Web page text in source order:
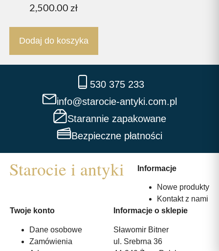
2,500.00 zł
Dodaj do koszyka
530 375 233
info@starocie-antyki.com.pl
Starannie zapakowane
Bezpieczne płatności
Informacje
Nowe produkty
Kontakt z nami
Twoje konto
Dane osobowe
Zamówienia
Informacje o sklepie
Sławomir Bitner
ul. Srebrna 36